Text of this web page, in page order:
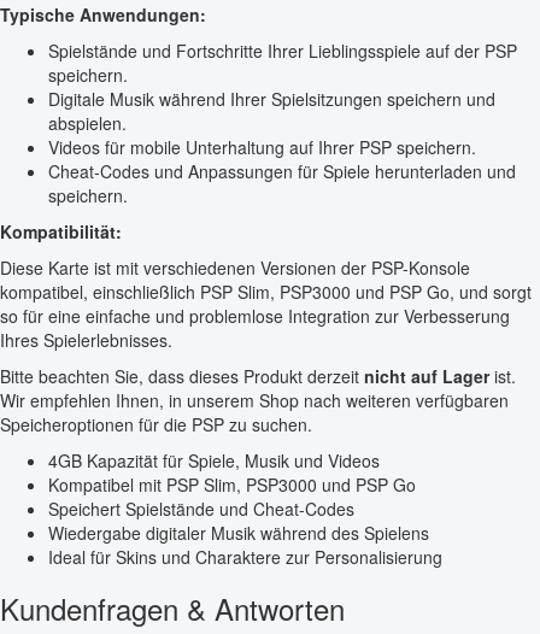
Typische Anwendungen:
Spielstände und Fortschritte Ihrer Lieblingsspiele auf der PSP
speichern.
Digitale Musik während Ihrer Spielsitzungen speichern und
abspielen.
Videos für mobile Unterhaltung auf Ihrer PSP speichern.
Cheat-Codes und Anpassungen für Spiele herunterladen und
speichern.
Kompatibilität:
Diese Karte ist mit verschiedenen Versionen der PSP-Konsole
kompatibel, einschließlich PSP Slim, PSP3000 und PSP Go, und sorgt
so für eine einfache und problemlose Integration zur Verbesserung
Ihres Spielerlebnisses.
Bitte beachten Sie, dass dieses Produkt derzeit nicht auf Lagerist.
Wir empfehlen Ihnen, in unserem Shop nach weiteren verfügbaren
Speicheroptionen für die PSP zu suchen.
4GB Kapazität für Spiele, Musik und Videos
Kompatibel mit PSP Slim, PSP3000 und PSP Go
Speichert Spielstände und Cheat-Codes
Wiedergabe digitaler Musik während des Spielens
Ideal für Skins und Charaktere zur Personalisierung
Kundenfragen & Antworten